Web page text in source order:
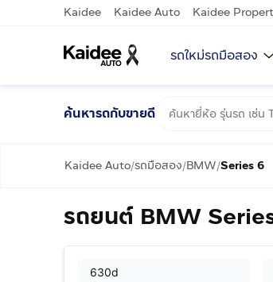
Kaidee Kaidee Auto Kaidee
รถใหม่รถมือสอง
ค้นหารถกับขายดี
Kaidee Auto/รถมือสอง/BMW/Series 6
รถยนต์ BMW
630d